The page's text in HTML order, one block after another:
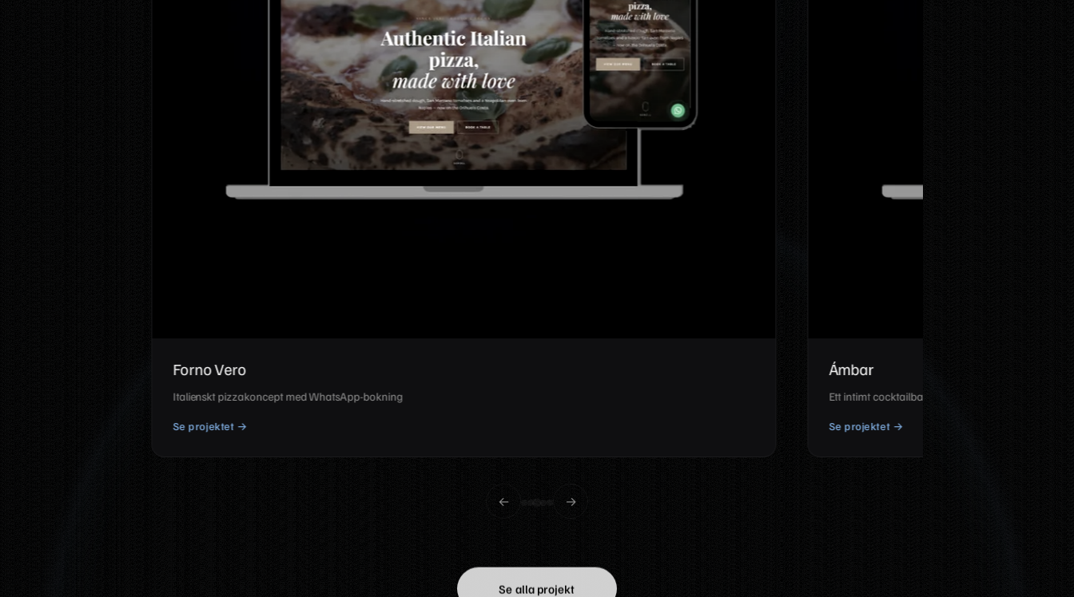
Ámbar
Ett intimt cocktailbar-koncept, dämpat ljus och bärnsten
Se projektet →
Dulce
Ett kvartersbageri-koncept – varmt och nostalgiskt
Se projektet →
←
→
Se alla projekt